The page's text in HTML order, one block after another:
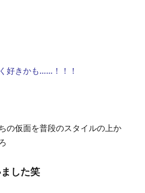
好きかも……！！！
の仮面を普段のスタイルの上か
した笑